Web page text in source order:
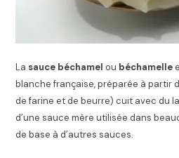
La sauce béchamel ou béchamelle
blanche française, préparée à partir
de farine et de beurre) cuit avec du
d’une sauce mère utilisée dans
de base à d’autres sauces.